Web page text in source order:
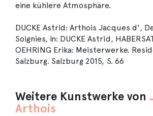
eine kühlere Atmosphäre.
DUCKE Astrid: Arthois Jacques d',
Soignies, in: DUCKE Astrid,
OEHRING Erika: Meisterwerke.
Salzburg. Salzburg 2015, S. 66
Weitere Kunstwerke von
Arthois